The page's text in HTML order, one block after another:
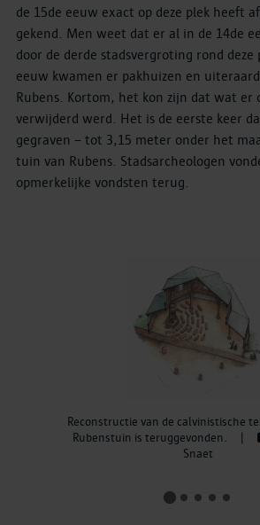
de 15de eeuw exact op deze plek heeft
gekend. Men weet dat er al in de 14de
door de derde stadsvergroting rond deze
eeuw kwamen er pakhuizen en
Rubens. Kortom, het kon zijn dat wat er
verwijderd werd. Het is de eerste keer
gegraven – tot 3,15 meter onder het
tuin van Rubens. Stadsarcheologen
opmerkelijke vondsten terug.
Reconstructie van de calvinistische
Rubenstuin is teruggevonden.
Snaet